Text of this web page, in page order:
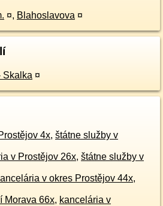
¤, Blahoslavova ¤
Skalka ¤
4x, štátne služby v
v Prostějov 26x, štátne služby v
v okres Prostějov 44x,
Morava 66x, kancelária v